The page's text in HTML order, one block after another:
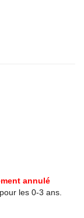
annulé
les 0-3 ans.